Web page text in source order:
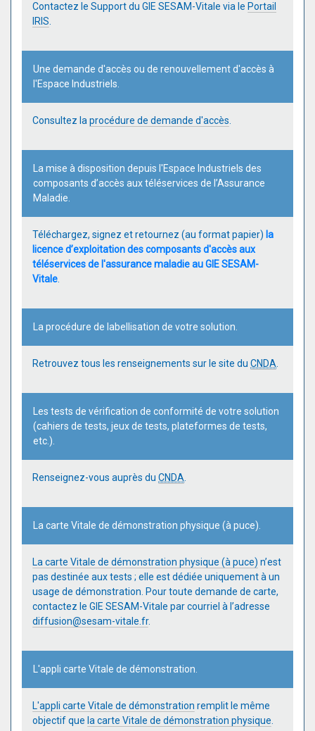
Contactez le Support du GIE SESAM-Vitale via le Portail
IRIS.
Une demande d'accès ou de renouvellement d'accès à
l'Espace Industriels.
Consultez laprocédure de demande d'accès.
La mise à disposition depuis l'Espace Industriels des
composants d’accès aux téléservices de l’Assurance
Maladie.
Téléchargez, signez et retournez (au format papier) la
licence d’exploitation des composants d'accès aux
téléservices de l'assurance maladie au GIE SESAM-
Vitale.
La procédure de labellisation de votre solution.
Retrouvez tous les renseignements sur le site du CNDA.
Les tests de vérification de conformité de votre solution
(cahiers de tests, jeux de tests, plateformes de tests,
etc.).
Renseignez-vous auprès du CNDA.
La carte Vitale de démonstration physique (à puce).
La carte Vitale de démonstration physique (à puce) n’est
pas destinée aux tests ; elle est dédiée uniquement à un
usage de démonstration. Pour toute demande de carte,
contactez le GIE SESAM-Vitale par courriel à l’adresse
diffusion@sesam-vitale.fr.
L'appli carte Vitale de démonstration.
L'appli carte Vitale de démonstration remplit le même
objectif que la carte Vitale de démonstration physique.